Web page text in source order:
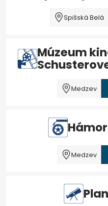
Spišská Belá
Múzeum
Medzev
Medzev